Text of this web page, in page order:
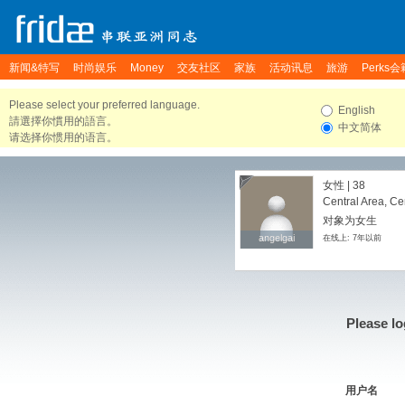
新闻&特写 时尚娱乐 Money 交友社区 家族 活动讯息 旅游 Perks会
Please select your preferred language.
請選擇你慣用的語言。
请选择你惯用的语言。
English
中文简体
angelgai
angelgai
女性 | 38
Central Area,
对象为女生
在线上: 7年以前
Please
用户名